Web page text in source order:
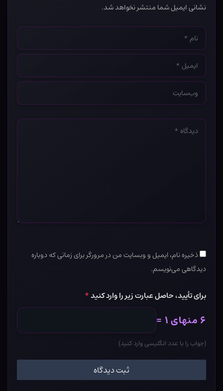
نشانی ایمیل شما منتشر نخواهد شد.
نام
*
ایمیل
*
وب‌سایت
*
دیدگاه
ذخیره نام، ایمیل و وبسایت من در مرورگر برای زمانی که دوباره
دیدگاهی می‌نویسم.
برای تأیید، حاصل عبارت زیر را وارد کنید*
۶ منهای ۱ =
(جواب را با عدد انگلیسی وارد کنید)